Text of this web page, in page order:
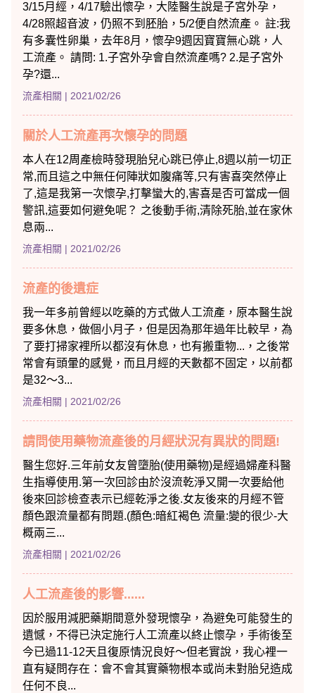
3/15月經，4/17驗出懷孕，大陸醫生說是子宮外孕，
4/28照超音波，仍照不到胚胎，5/2便自然流產。 註:我
有多囊性卵巢，去年8月，懷孕9週因寶寶無心跳，人
工流產。 請問: 1.子宮外孕會自然流產嗎? 2.是子宮外
孕?還...
流產相關 | 2021/02/26
關於人工流產再次懷孕的問題
本人在12周產檢時發現胎兒心跳已停止,8週以前一切正
常,而且這之中無任何陣狀如腹痛等,只有害喜突然停止
了,這是我第一次懷孕,打擊蠻大的,害喜是否可當成一個
警訊,這要如何避免呢？ 之後動手術,清除死胎,並在家休
息兩...
流產相關 | 2021/02/26
流產的後遺症
我一年多前曾經以吃藥的方式做人工流產，原本醫生說
要多休息，做個小月子，但是因為那年過年比較早，為
了要打掃家裡所以都沒有休息，也有搬重物...，之後常
常會有頭暈的感覺，而且月經的天數都不固定，以前都
是32～3...
流產相關 | 2021/02/26
請問使用藥物流產後的月經狀況有異狀的問題!
醫生您好.三年前女友曾墮胎(使用藥物)是經過婦產科醫
生指導使用.第一次回診由於沒流乾淨又開一次要給他
後來回診檢查表示已經乾淨之後.女友後來的月經不管
顏色跟流量都有問題.(顏色:暗紅褐色 流量:變的很少-大
概兩三...
流產相關 | 2021/02/26
人工流產後的影響......
因於服用減肥藥期間意外發現懷孕，為避免可能發生的
遺憾，不得已決定施行人工流產以終止懷孕，手術後至
今已過11-12天且復原情況良好～但老實說，我心裡一
直有疑問存在：會不會其實藥物根本或尚未對胎兒造成
任何不良...